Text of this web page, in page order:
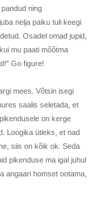
ning
nelja paiku tuli keegi
Osadel omad jupid,
mu paati mõõtma
Go figure!
mees. Võtsin isegi
saalis seletada, et
on kerge
Loogika ütleks, et nad
siis on kõik ok. Seda
pikenduse ma igal juhul
angaari homset ootama,